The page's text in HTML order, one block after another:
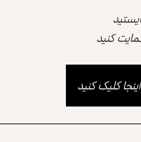
کنید
کلیک کنید